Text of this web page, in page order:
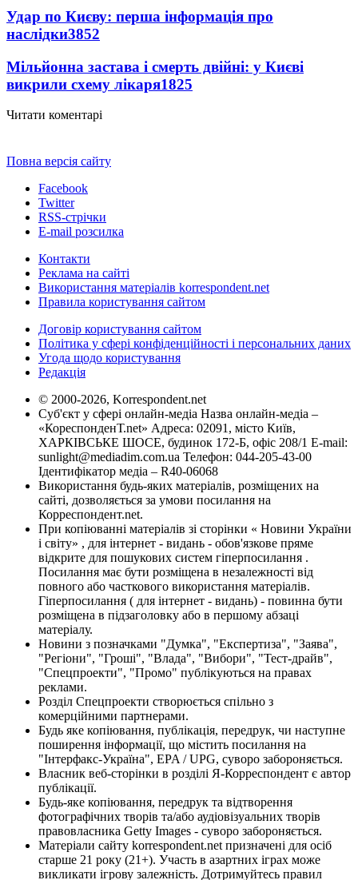
Удар по Києву: перша інформація про
наслідки3852
Мільйонна застава і смерть двійні: у Києві
викрили схему лікаря1825
Читати коментарі
Повна версія сайту
Facebook
Twitter
RSS-стрічки
E-mail розсилка
Контакти
Реклама на сайті
Використання матеріалів korrespondent.net
Правила користування сайтом
Договір користування сайтом
Політика у сфері конфіденційності і персональних даних
Угода щодо користування
Редакція
© 2000-2026, Korrespondent.net
Суб'єкт у сфері онлайн-медіа Назва онлайн-медіа –
«КореспонденТ.net» Адреса: 02091, місто Київ,
ХАРКІВСЬКЕ ШОСЕ, будинок 172-Б, офіс 208/1 E-mail:
sunlight@mediadim.com.ua Телефон: 044-205-43-00
Ідентифікатор медіа – R40-06068
Використання будь-яких матеріалів, розміщених на
сайті, дозволяється за умови посилання на
Корреспондент.net.
При копіюванні матеріалів зі сторінки « Новини України
і світу» , для інтернет - видань - обов'язкове пряме
відкрите для пошукових систем гіперпосилання .
Посилання має бути розміщена в незалежності від
повного або часткового використання матеріалів.
Гіперпосилання ( для інтернет - видань) - повинна бути
розміщена в підзаголовку або в першому абзаці
матеріалу.
Новини з позначками "Думка", "Експертиза", "Заява",
"Регіони", "Гроші", "Влада", "Вибори", "Тест-драйв",
"Спецпроекти", "Промо" публікуються на правах
реклами.
Розділ Спецпроекти створюється спільно з
комерційними партнерами.
Будь яке копіювання, публікація, передрук, чи наступне
поширення інформації, що містить посилання на
"Інтерфакс-Україна", EPA / UPG, суворо забороняється.
Власник веб-сторінки в розділі Я-Корреспондент є автор
публікації.
Будь-яке копіювання, передрук та відтворення
фотографічних творів та/або аудіовізуальних творів
правовласника Getty Images - суворо забороняється.
Матеріали сайту korrespondent.net призначені для осіб
старше 21 року (21+). Участь в азартних іграх може
викликати ігрову залежність. Дотримуйтесь правил